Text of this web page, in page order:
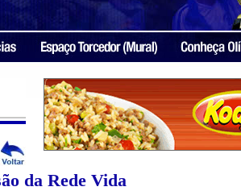
da Rede Vida